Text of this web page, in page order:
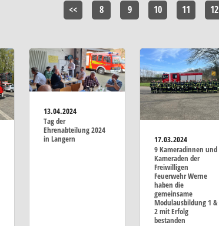
<< 8 9 10 11 12
13.04.2024
Tag der
Ehrenabteilung 2024
in Langern
17.03.2024
9 Kameradinnen und
Kameraden der
Freiwilligen
Feuerwehr Werne
haben die
gemeinsame
Modulausbildung 1 &
2 mit Erfolg
bestanden